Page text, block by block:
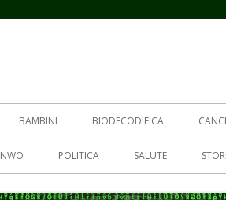
BAMBINI BIODECODIFICA
NWO POLITICA SALUTE